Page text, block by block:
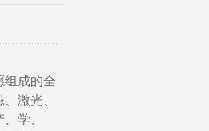
组成的全
激光、
学、